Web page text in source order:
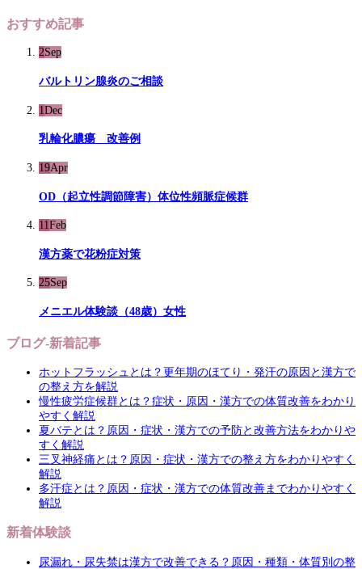
おすすめ記事
2Sep
バルトリン腺炎のご相談
1Dec
乳輪化膿瘍 改善例
19Apr
OD（起立性調節障害）体位性頻脈症候群
11Feb
漢方薬で花粉症対策
25Sep
メニエル体験談（48歳）女性
ブログ-新着記事
ホットフラッシュとは？更年期のほてり・発汗の原因と漢方で
の整え方を解説
慢性疲労症候群とは？症状・原因・漢方での体質改善をわかり
やすく解説
夏バテとは？原因・症状・漢方での予防と改善方法をわかりや
すく解説
三叉神経痛とは？原因・症状・漢方での整え方をわかりやすく
解説
多汗症とは？原因・症状・漢方での体質改善までわかりやすく
解説
新着体験談
尿漏れ・尿失禁は漢方で改善できる？原因・種類・体質別の整